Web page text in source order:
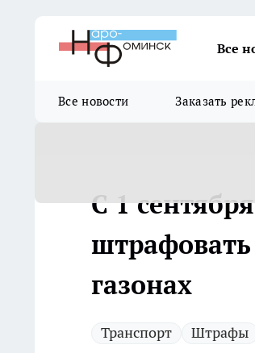
Все
Все новости Заказать
С 1
штрафовать
газонах
Транспорт Штрафы